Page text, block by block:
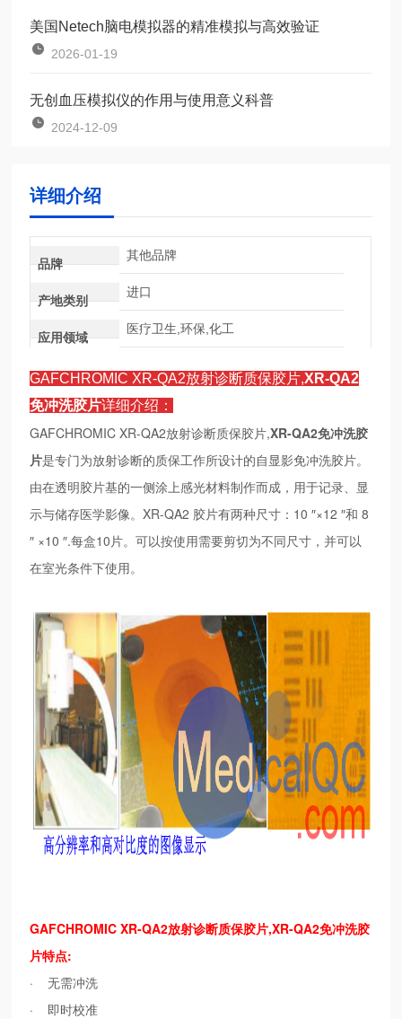
美国Netech脑电模拟器的精准模拟与高效验证
2026-01-19
无创血压模拟仪的作用与使用意义科普
2024-12-09
详细介绍
品牌
其他品牌
产地类别
进口
应用领域
医疗卫生,环保,化工
GAFCHROMIC XR-QA2放射诊断质保胶片,XR-QA2
免冲洗胶片详细介绍：
GAFCHROMIC XR-QA2放射诊断质保胶片,XR-QA2免冲洗胶
片是专门为放射诊断的质保工作所设计的自显影免冲洗胶片。
由在透明胶片基的一侧涂上感光材料制作而成，用于记录、显
示与储存医学影像。XR-QA2 胶片有两种尺寸：10 ″×12 ″和 8
″ ×10 ″.每盒10片。可以按使用需要剪切为不同尺寸，并可以
在室光条件下使用。
GAFCHROMIC XR-QA2放射诊断质保胶片,XR-QA2免冲洗胶
片特点:
· 无需冲洗
· 即时校准